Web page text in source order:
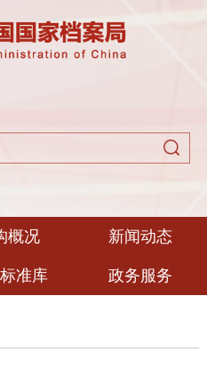
概况 新闻动态
准库 政务服务